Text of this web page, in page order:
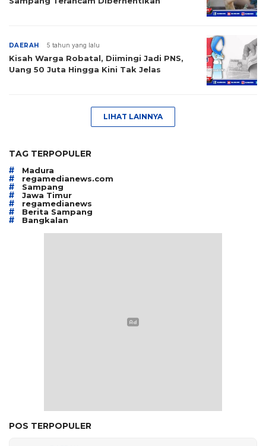
DAERAH 5 tahun yang lalu
Kisah Warga Robatal, Diimingi Jadi PNS,
Uang 50 Juta Hingga Kini Tak Jelas
LIHAT LAINNYA
TAG TERPOPULER
# Madura
# regamedianews.com
# Sampang
# Jawa Timur
# regamedianews
# Berita Sampang
# Bangkalan
POS TERPOPULER